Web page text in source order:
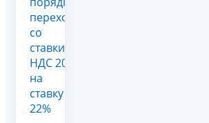
перехода
со
ставки
НДС 20%
на
ставку
22%